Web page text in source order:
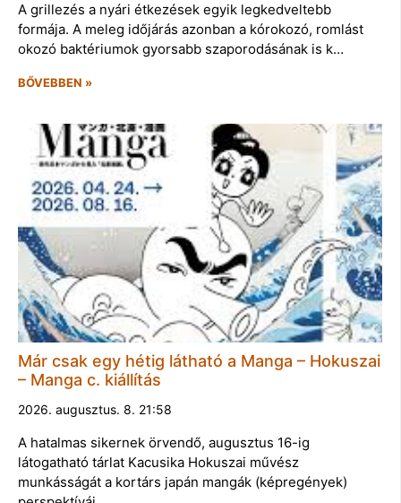
A grillezés a nyári étkezések egyik legkedveltebb
formája. A meleg időjárás azonban a kórokozó, romlást
okozó baktériumok gyorsabb szaporodásának is k…
BŐVEBBEN »
Már csak egy hétig látható a Manga – Hokuszai
– Manga c. kiállítás
2026. augusztus. 8. 21:58
A hatalmas sikernek örvendő, augusztus 16-ig
látogatható tárlat Kacusika Hokuszai művész
munkásságát a kortárs japán mangák (képregények)